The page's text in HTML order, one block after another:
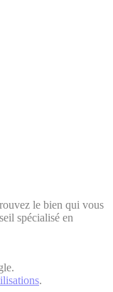
le bien qui vous
spécialisé en
.